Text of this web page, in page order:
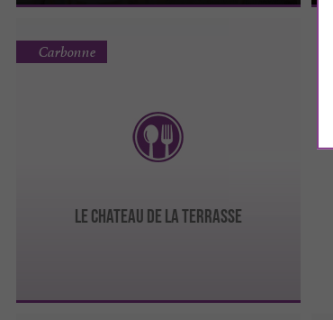
LE CHATEAU DE LA TERRASSE
Carbonne